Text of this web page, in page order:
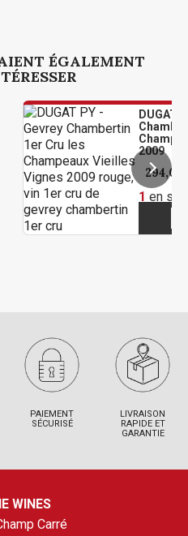
ÉGALEMENT
DUGAT PY - Gevrey
Chambertin 1er Cru
Champeaux Vieilles
2009
294,00 € TTC (
1en stock
PAIEMENT
SÉCURISÉ
LIVRAISON
RAPIDE ET
GARANTIE
WINES
Carré